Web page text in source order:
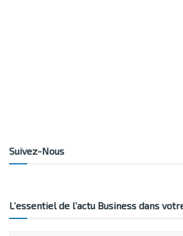
Suivez-Nous
L’essentiel de l’actu Business dans